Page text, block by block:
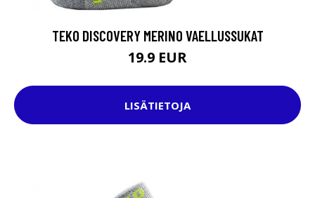
TEKO DISCOVERY MERINO VAELLUSSUKAT
19.9 EUR
LISÄTIETOJA